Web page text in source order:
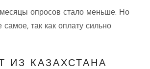
опросов стало меньше. Но
так как оплату сильно
ИЗ КАЗАХСТАНА